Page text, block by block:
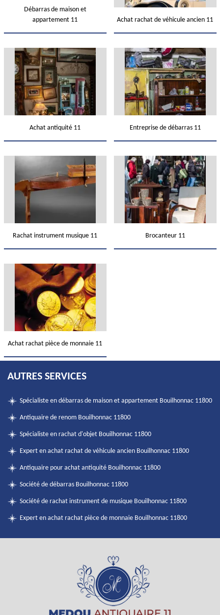
Débarras de maison et
appartement 11
Achat rachat de véhicule ancien 11
Achat antiquité 11 Entreprise de débarras 11
Rachat instrument musique 11 Brocanteur 11
Achat rachat pièce de monnaie 11
AUTRES SERVICES
Spécialiste en débarras de maison et appartement Bouilhonnac 11800
Antiquaire de renom Bouilhonnac 11800
Spécialiste en rachat d'objet Bouilhonnac 11800
Expert en achat rachat de véhicule ancien Bouilhonnac 11800
Antiquaire pour achat antiquité Bouilhonnac 11800
Société de débarras Bouilhonnac 11800
Société de rachat instrument de musique Bouilhonnac 11800
Expert en achat rachat pièce de monnaie Bouilhonnac 11800